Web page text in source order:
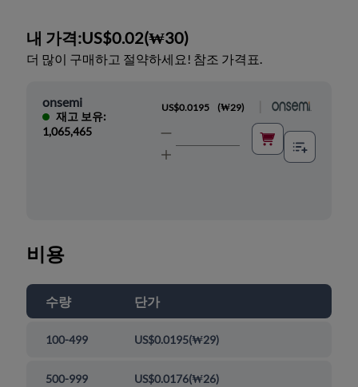
내 가격:US$0.02(₩30)
더 많이 구매하고 절약하세요! 참조 가격표.
onsemi
재고 보유:
1,065,465
US$0.0195 (₩29)
비용
수량 단가
100-499 US$0.0195(₩29)
500-999 US$0.0176(₩26)